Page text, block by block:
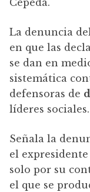
Cepeda.
La denuncia
en que las
se dan en
sistemática
defensoras de
líderes sociales.
Señala la
el
solo por su
el que se